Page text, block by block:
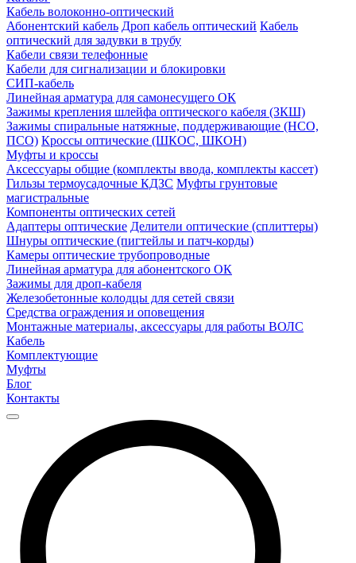
Кабель волоконно-оптический
Абонентский кабель Дроп кабель оптический Кабель
оптический для задувки в трубу
Кабели связи телефонные
Кабели для сигнализации и блокировки
СИП-кабель
Линейная арматура для самонесущего ОК
Зажимы крепления шлейфа оптического кабеля (ЗКШ)
Зажимы спиральные натяжные, поддерживающие (НСО,
ПСО) Кроссы оптические (ШКОС, ШКОН)
Муфты и кроссы
Аксессуары общие (комплекты ввода, комплекты кассет)
Гильзы термоусадочные КДЗС Муфты грунтовые
магистральные
Компоненты оптических сетей
Адаптеры оптические Делители оптические (сплиттеры)
Шнуры оптические (пигтейлы и патч-корды)
Камеры оптические трубопроводные
Линейная арматура для абонентского ОК
Зажимы для дроп-кабеля
Железобетонные колодцы для сетей связи
Средства ограждения и оповещения
Монтажные материалы, аксессуары для работы ВОЛС
Кабель
Комплектующие
Муфты
Блог
Контакты